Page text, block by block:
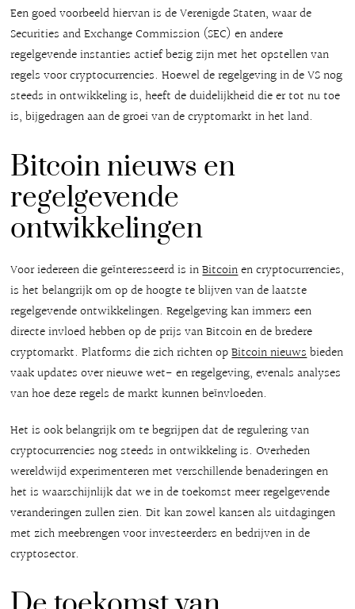
Een goed voorbeeld hiervan is de Verenigde Staten, waar de
Securities and Exchange Commission (SEC) en andere
regelgevende instanties actief bezig zijn met het opstellen van
regels voor cryptocurrencies. Hoewel de regelgeving in de VS nog
steeds in ontwikkeling is, heeft de duidelijkheid die er tot nu toe
is, bijgedragen aan de groei van de cryptomarkt in het land.
Bitcoin nieuws en
regelgevende
ontwikkelingen
Voor iedereen die geïnteresseerd is inBitcoinen cryptocurrencies,
is het belangrijk om op de hoogte te blijven van de laatste
regelgevende ontwikkelingen. Regelgeving kan immers een
directe invloed hebben op de prijs van Bitcoin en de bredere
cryptomarkt. Platforms die zich richten opBitcoin nieuwsbieden
vaak updates over nieuwe wet- en regelgeving, evenals analyses
van hoe deze regels de markt kunnen beïnvloeden.
Het is ook belangrijk om te begrijpen dat de regulering van
cryptocurrencies nog steeds in ontwikkeling is. Overheden
wereldwijd experimenteren met verschillende benaderingen en
het is waarschijnlijk dat we in de toekomst meer regelgevende
veranderingen zullen zien. Dit kan zowel kansen als uitdagingen
met zich meebrengen voor investeerders en bedrijven in de
cryptosector.